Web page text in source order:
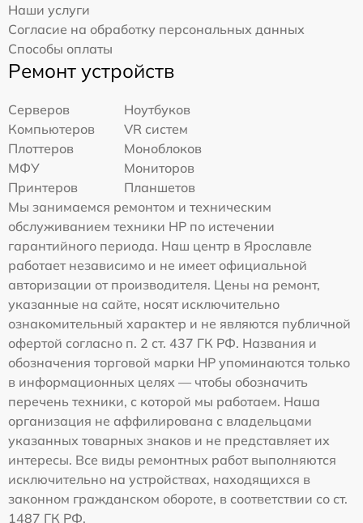
Наши услуги
Согласие на обработку персональных данных
Способы оплаты
Ремонт устройств
Серверов
Ноутбуков
Компьютеров
VR систем
Плоттеров
Моноблоков
МФУ
Мониторов
Принтеров
Планшетов
Мы занимаемся ремонтом и техническим
обслуживанием техники HP по истечении
гарантийного периода. Наш центр в Ярославле
работает независимо и не имеет официальной
авторизации от производителя. Цены на ремонт,
указанные на сайте, носят исключительно
ознакомительный характер и не являются публичной
офертой согласно п. 2 ст. 437 ГК РФ. Названия и
обозначения торговой марки HP упоминаются только
в информационных целях — чтобы обозначить
перечень техники, с которой мы работаем. Наша
организация не аффилирована с владельцами
указанных товарных знаков и не представляет их
интересы. Все виды ремонтных работ выполняются
исключительно на устройствах, находящихся в
законном гражданском обороте, в соответствии со ст.
1487 ГК РФ.